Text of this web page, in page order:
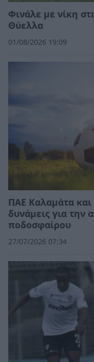
Φινάλε με νίκη
Θύελλα
01/08/2026 19:09
ΠΑΕ Καλαμάτα
δυνάμεις για την
ποδοσφαίρου
27/07/2026 07:34